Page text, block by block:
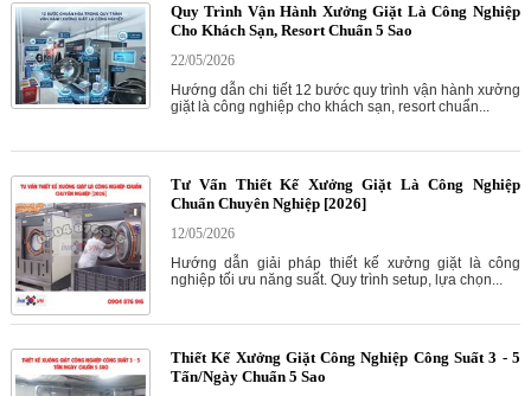
Quy Trình Vận Hành Xưởng Giặt Là Công Nghiệp
Cho Khách Sạn, Resort Chuẩn 5 Sao
22/05/2026
Hướng dẫn chi tiết 12 bước quy trình vận hành xưởng
giặt là công nghiệp cho khách sạn, resort chuẩn...
Tư Vấn Thiết Kế Xưởng Giặt Là Công Nghiệp
Chuẩn Chuyên Nghiệp [2026]
12/05/2026
Hướng dẫn giải pháp thiết kế xưởng giặt là công
nghiệp tối ưu năng suất. Quy trình setup, lựa chọn...
Thiết Kế Xưởng Giặt Công Nghiệp Công Suất 3 - 5
Tấn/Ngày Chuẩn 5 Sao